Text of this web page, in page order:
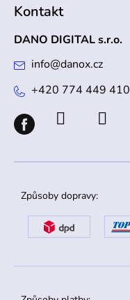
Kontakt
DANO DIGITAL s.r.o.
info@danox.cz
+420 774 449 410
Způsoby dopravy: